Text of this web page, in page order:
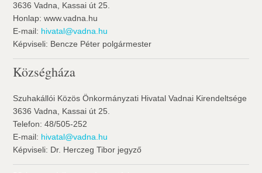
3636 Vadna, Kassai út 25.
Honlap: www.vadna.hu
E-mail: hivatal@vadna.hu
Képviseli: Bencze Péter polgármester
Községháza
Szuhakállói Közös Önkormányzati Hivatal Vadnai Kirendeltsége
3636 Vadna, Kassai út 25.
Telefon: 48/505-252
E-mail: hivatal@vadna.hu
Képviseli: Dr. Herczeg Tibor jegyző